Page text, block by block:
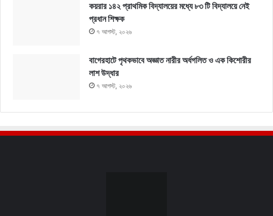
কয়রার ১৪২ প্রাথমিক বিদ্যালয়ের মধ্যে ৮৩ টি বিদ্যালয়ে নেই
প্রধান শিক্ষক
৭ আগস্ট, ২০২৬
বাগেরহাটে পৃথকভাবে অজ্ঞাত নারীর অর্ধগলিত ও এক কিশোরীর
লাশ উদ্ধার
৭ আগস্ট, ২০২৬